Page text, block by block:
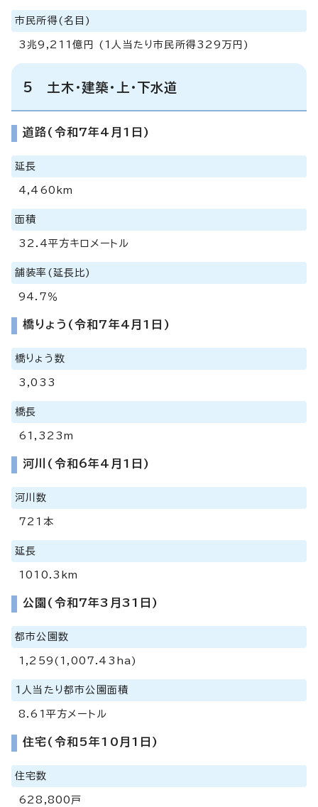
市民所得(名目)
3兆9,211億円 (1人当たり市民所得329万円)
5 土木・建築・上・下水道
道路(令和7年4月1日)
延長
4,460km
面積
32.4平方キロメートル
舗装率(延長比)
94.7％
橋りょう(令和7年4月1日)
橋りょう数
3,033
橋長
61,323m
河川(令和6年4月1日)
河川数
721本
延長
1010.3km
公園(令和7年3月31日)
都市公園数
1,259(1,007.43ha)
1人当たり都市公園面積
8.61平方メートル
住宅(令和5年10月1日)
住宅数
628,800戸